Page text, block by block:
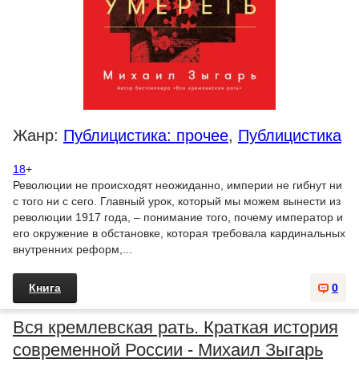
Жанр: Публицистика: прочее, Публицистика
18+
Революции не происходят неожиданно, империи не гибнут ни
с того ни с сего. Главный урок, который мы можем вынести из
революции 1917 года, – понимание того, почему император и
его окружение в обстановке, которая требовала кардинальных
внутренних реформ,...
0
Книга
Вся кремлевская рать. Краткая история
современной России - Михаил Зыгарь